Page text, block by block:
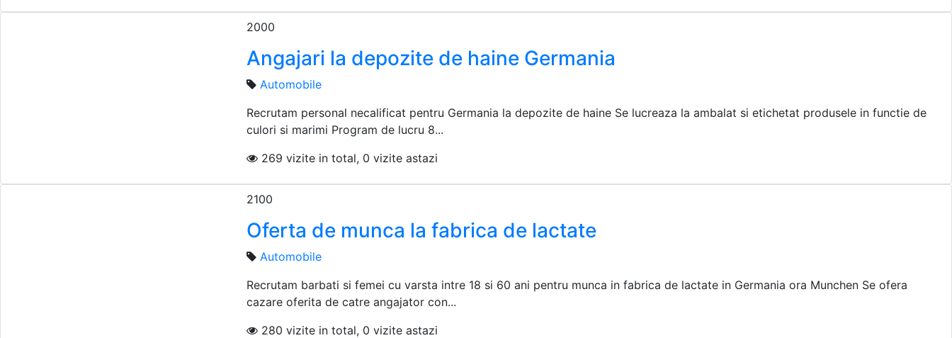
2000
Angajari la depozite de haine Germania
Automobile
Recrutam personal necalificat pentru Germania la depozite de haine Se lucreaza la ambalat si etichetat produsele in functie de
culori si marimi Program de lucru 8...
269 vizite in total, 0 vizite astazi
2100
Oferta de munca la fabrica de lactate
Automobile
Recrutam barbati si femei cu varsta intre 18 si 60 ani pentru munca in fabrica de lactate in Germania ora Munchen Se ofera
cazare oferita de catre angajator con...
280 vizite in total, 0 vizite astazi